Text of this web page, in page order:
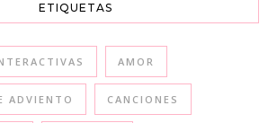
ETIQUETAS
AMOR
ADVIENTO CANCIONES